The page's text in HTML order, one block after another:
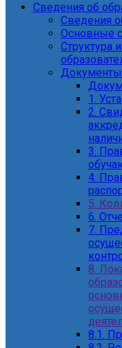
Сведения об
Сведения
Основные
Структура
Документы
1.
2.
3.
4.
5.
6.
7.
8.
8.1.